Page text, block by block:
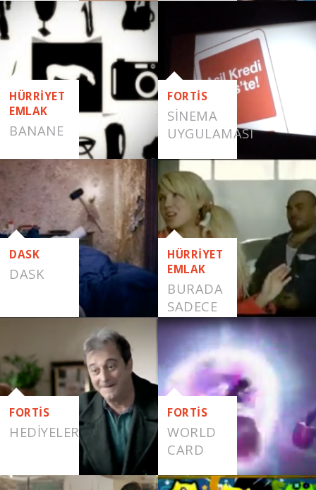
HÜRRİYET
EMLAK
BANANE
FORTİS
SINEMA
UYGULAMASI
DASK
DASK
HÜRRİYET
EMLAK
BURADA
SADECE
EMLAK
VAR
FORTİS
HEDIYELER
FORTİS
WORLD
CARD